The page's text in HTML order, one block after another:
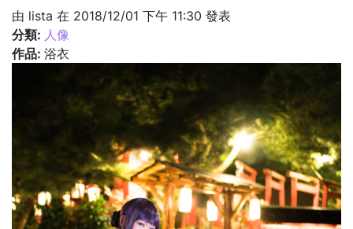
由 lista 在 2018/12/01 下午 11:30 發表
分類: 人像
作品: 浴衣